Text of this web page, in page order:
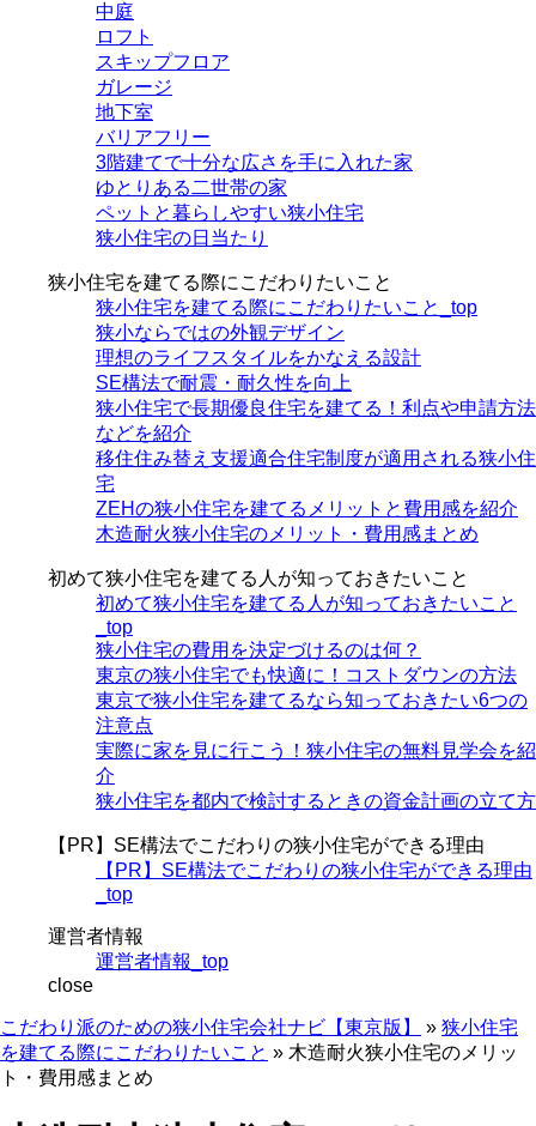
中庭
ロフト
スキップフロア
ガレージ
地下室
バリアフリー
3階建てで十分な広さを手に入れた家
ゆとりある二世帯の家
ペットと暮らしやすい狭小住宅
狭小住宅の日当たり
狭小住宅を建てる際にこだわりたいこと
狭小住宅を建てる際にこだわりたいこと_top
狭小ならではの外観デザイン
理想のライフスタイルをかなえる設計
SE構法で耐震・耐久性を向上
狭小住宅で長期優良住宅を建てる！利点や申請方法
などを紹介
移住住み替え支援適合住宅制度が適用される狭小住
宅
ZEHの狭小住宅を建てるメリットと費用感を紹介
木造耐火狭小住宅のメリット・費用感まとめ
初めて狭小住宅を建てる人が知っておきたいこと
初めて狭小住宅を建てる人が知っておきたいこと
_top
狭小住宅の費用を決定づけるのは何？
東京の狭小住宅でも快適に！コストダウンの方法
東京で狭小住宅を建てるなら知っておきたい6つの
注意点
実際に家を見に行こう！狭小住宅の無料見学会を紹
介
狭小住宅を都内で検討するときの資金計画の立て方
【PR】SE構法でこだわりの狭小住宅ができる理由
【PR】SE構法でこだわりの狭小住宅ができる理由
_top
運営者情報
運営者情報_top
close
こだわり派のための狭小住宅会社ナビ【東京版】 » 狭小住宅
を建てる際にこだわりたいこと » 木造耐火狭小住宅のメリッ
ト・費用感まとめ